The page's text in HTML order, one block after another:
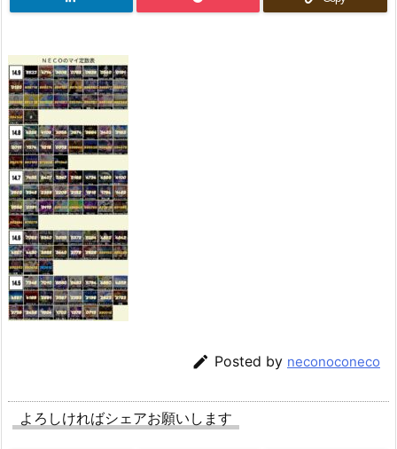
 Posted by neconoconeco
よろしければシェアお願いします